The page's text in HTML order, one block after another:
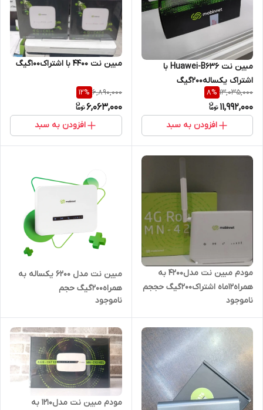
مبین نت Huawei-B636 با
اشتراک یکساله۲۰۰گیگ
13,035,000
8%
11,992,000
افزودن به سبد
مبین نت 4400 با اشتراک۱۰۰گیگ
6,890,000
12%
6,063,000
افزودن به سبد
مودم مبین نت مدل4200 به
همراه12ماه اشتراک200گیگ حججم
ناموجود
مبین نت مدل 6200 یکساله به
همراه۲۰۰گیگ حجم
ناموجود
مودم مبین نت مدل۱۲۱۰ به